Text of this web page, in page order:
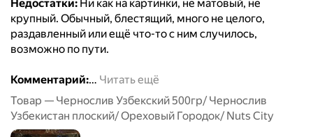
Недостатки: Ни как на картинки, не матовый, не
крупный. Обычный, блестящий, много не целого,
раздавленный или ещё что-то с ним случилось,
возможно по пути.
Комментарий:… Читать ещё
Товар — Чернослив Узбекский 500гр/ Чернослив
Узбекистан плоский/ Ореховый Городок/ Nuts City